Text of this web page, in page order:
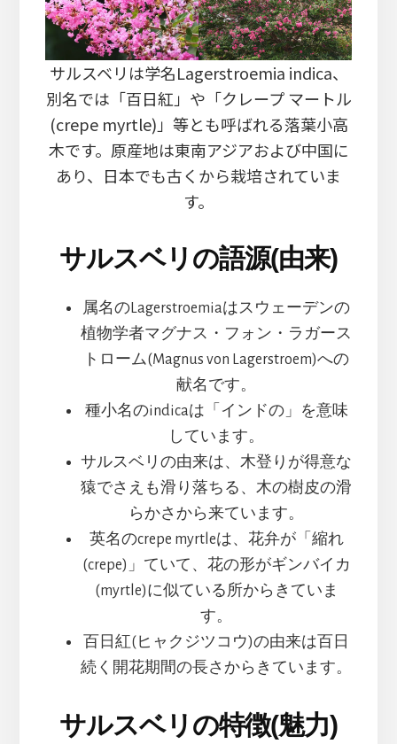
サルスベリは学名Lagerstroemia indica、
別名では「百日紅」や「クレープ マートル
(crepe myrtle)」等とも呼ばれる落葉小高
木です。原産地は東南アジアおよび中国に
あり、日本でも古くから栽培されていま
す。
サルスベリの語源(由来)
属名のLagerstroemiaはスウェーデンの
植物学者マグナス・フォン・ラガース
トローム(Magnus von Lagerstroem)への
献名です。
種小名のindicaは「インドの」を意味
しています。
サルスベリの由来は、木登りが得意な
猿でさえも滑り落ちる、木の樹皮の滑
らかさから来ています。
英名のcrepe myrtleは、花弁が「縮れ
(crepe)」ていて、花の形がギンバイカ
(myrtle)に似ている所からきていま
す。
百日紅(ヒャクジツコウ)の由来は百日
続く開花期間の長さからきています。
サルスベリの特徴(魅力)